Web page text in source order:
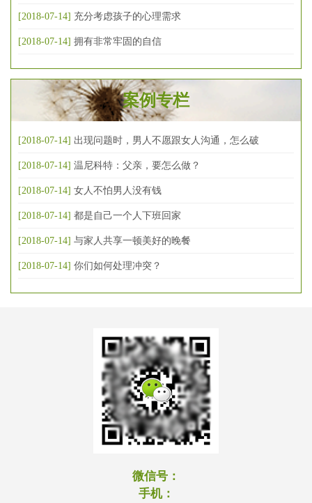
[2018-07-14] 充分考虑孩子的心理需求
[2018-07-14] 拥有非常牢固的自信
案例专栏
[2018-07-14] 出现问题时，男人不愿跟女人沟通，怎么破
[2018-07-14] 温尼科特：父亲，要怎么做？
[2018-07-14] 女人不怕男人没有钱
[2018-07-14] 都是自己一个人下班回家
[2018-07-14] 与家人共享一顿美好的晚餐
[2018-07-14] 你们如何处理冲突？
微信号：
手机：